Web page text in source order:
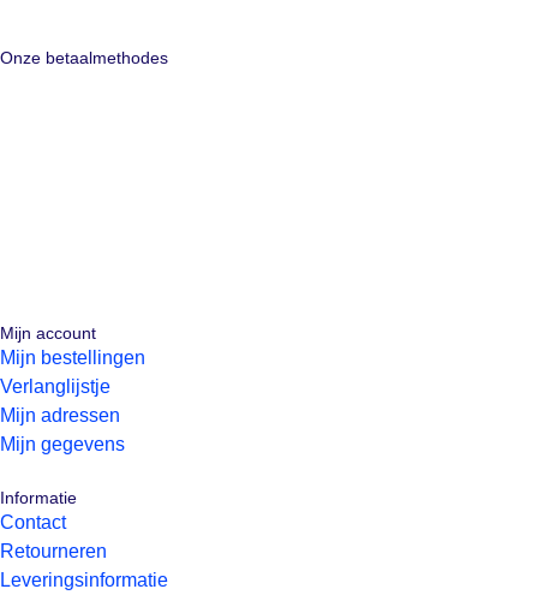
Onze betaalmethodes
Mijn account
Mijn bestellingen
Verlanglijstje
Mijn adressen
Mijn gegevens
Informatie
Contact
Retourneren
Leveringsinformatie